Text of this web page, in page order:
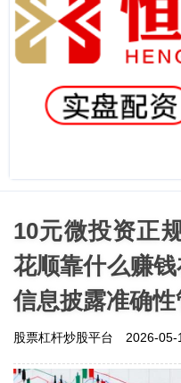
10元微投资正
花顺靠什么赚
信息披露准确性
股票杠杆炒股平台 2026-05-